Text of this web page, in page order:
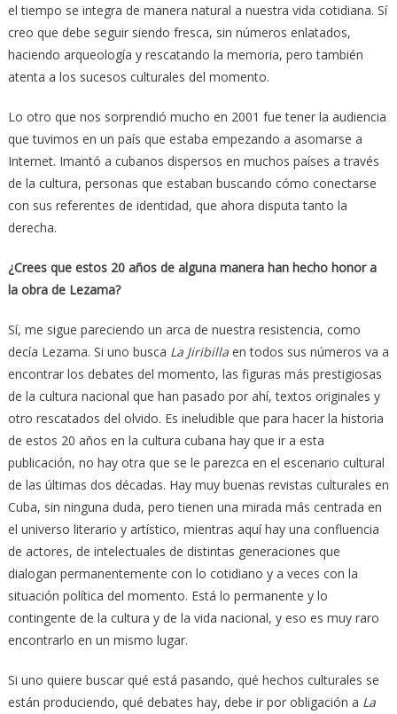
el tiempo se integra de manera natural a nuestra vida cotidiana. Sí
creo que debe seguir siendo fresca, sin números enlatados,
haciendo arqueología y rescatando la memoria, pero también
atenta a los sucesos culturales del momento.
Lo otro que nos sorprendió mucho en 2001 fue tener la audiencia
que tuvimos en un país que estaba empezando a asomarse a
Internet. Imantó a cubanos dispersos en muchos países a través
de la cultura, personas que estaban buscando cómo conectarse
con sus referentes de identidad, que ahora disputa tanto la
derecha.
¿Crees que estos 20 años de alguna manera han hecho honor a
la obra de Lezama?
Sí, me sigue pareciendo un arca de nuestra resistencia, como
decía Lezama. Si uno busca La Jiribillaen todos sus números va a
encontrar los debates del momento, las figuras más prestigiosas
de la cultura nacional que han pasado por ahí, textos originales y
otro rescatados del olvido. Es ineludible que para hacer la historia
de estos 20 años en la cultura cubana hay que ir a esta
publicación, no hay otra que se le parezca en el escenario cultural
de las últimas dos décadas. Hay muy buenas revistas culturales en
Cuba, sin ninguna duda, pero tienen una mirada más centrada en
el universo literario y artístico, mientras aquí hay una confluencia
de actores, de intelectuales de distintas generaciones que
dialogan permanentemente con lo cotidiano y a veces con la
situación política del momento. Está lo permanente y lo
contingente de la cultura y de la vida nacional, y eso es muy raro
encontrarlo en un mismo lugar.
Si uno quiere buscar qué está pasando, qué hechos culturales se
están produciendo, qué debates hay, debe ir por obligación a La